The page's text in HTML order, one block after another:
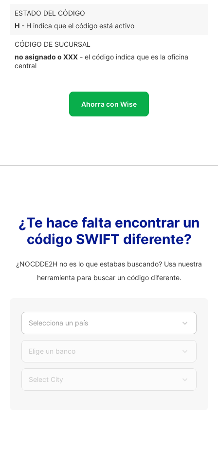
ESTADO DEL CÓDIGO
H - H indica que el código está activo
CÓDIGO DE SUCURSAL
no asignado o XXX - el código indica que es la oficina
central
Ahorra con Wise
¿Te hace falta encontrar un
código SWIFT diferente?
¿NOCDDE2H no es lo que estabas buscando? Usa nuestra
herramienta para buscar un código diferente.
Selecciona un país
Elige un banco
Select City